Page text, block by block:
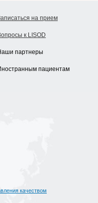
на прием
к LISOD
партнеры
пациентам
качеством